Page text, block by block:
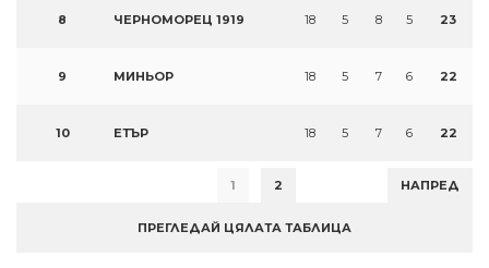
8 ЧЕРНОМОРЕЦ 1919 18 5 8 5 23
9 МИНЬОР 18 5 7 6 22
10 ЕТЪР 18 5 7 6 22
1 2 НАПРЕД
ПРЕГЛЕДАЙ ЦЯЛАТА ТАБЛИЦА